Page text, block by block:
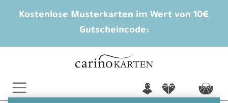
Kostenlose Musterkarten im Wert von 10€
Gutscheincode:
n f c